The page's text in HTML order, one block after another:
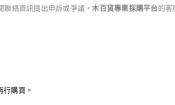
絡資訊提出申訴或爭議， 木百貨專業採購平台的客
行購買。